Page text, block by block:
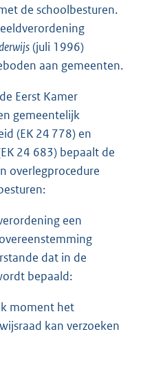
de schoolbesturen.
(juli 1996)
aan gemeenten.
Eerst Kamer
gemeentelijk
(EK 24 778) en
24 683) bepaalt de
overlegprocedure
een
dat in de
bepaald:
moment het
kan verzoeken